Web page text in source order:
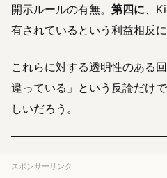
開示ルールの有無。 第四に、
有されているという利益相反
これらに対する透明性のある
違っている」という反論だけ
しいだろう。
スポンサーリンク